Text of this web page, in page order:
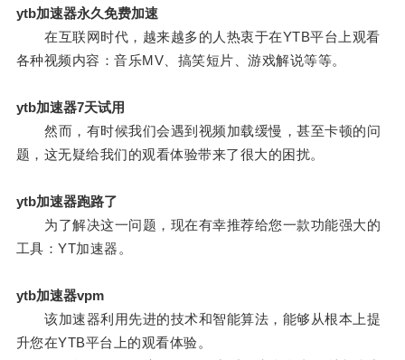
ytb加速器永久免费加速
在互联网时代，越来越多的人热衷于在YTB平台上观看
各种视频内容：音乐MV、搞笑短片、游戏解说等等。
ytb加速器7天试用
然而，有时候我们会遇到视频加载缓慢，甚至卡顿的问
题，这无疑给我们的观看体验带来了很大的困扰。
ytb加速器跑路了
为了解决这一问题，现在有幸推荐给您一款功能强大的
工具：YT加速器。
ytb加速器vpm
该加速器利用先进的技术和智能算法，能够从根本上提
升您在YTB平台上的观看体验。